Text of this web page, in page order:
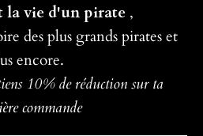
la vie d'un pirate ,
des plus grands pirates et
encore.
10% de réduction sur ta
commande